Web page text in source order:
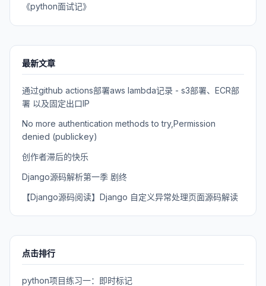
《python面试记》
最新文章
通过github actions部署aws lambda记录 - s3部署、ECR部
署 以及固定出口IP
No more authentication methods to try,Permission
denied (publickey)
创作者滞后的快乐
Django源码解析第一季 剧终
【Django源码阅读】Django 自定义异常处理页面源码解读
点击排行
python项目练习一：即时标记